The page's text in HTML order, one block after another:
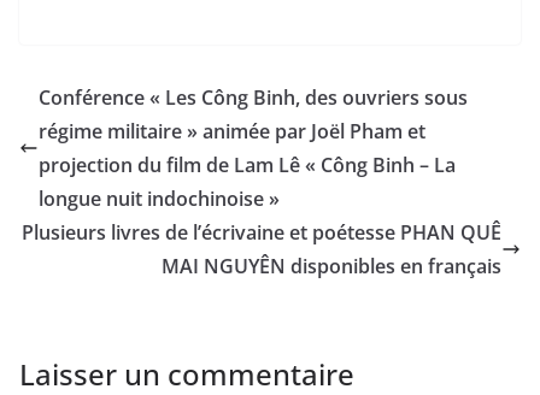
Conférence « Les Công Binh, des ouvriers sous
régime militaire » animée par Joël Pham et
projection du film de Lam Lê « Công Binh – La
longue nuit indochinoise »
Plusieurs livres de l’écrivaine et poétesse PHAN QUÊ
MAI NGUYÊN disponibles en français
Laisser un commentaire